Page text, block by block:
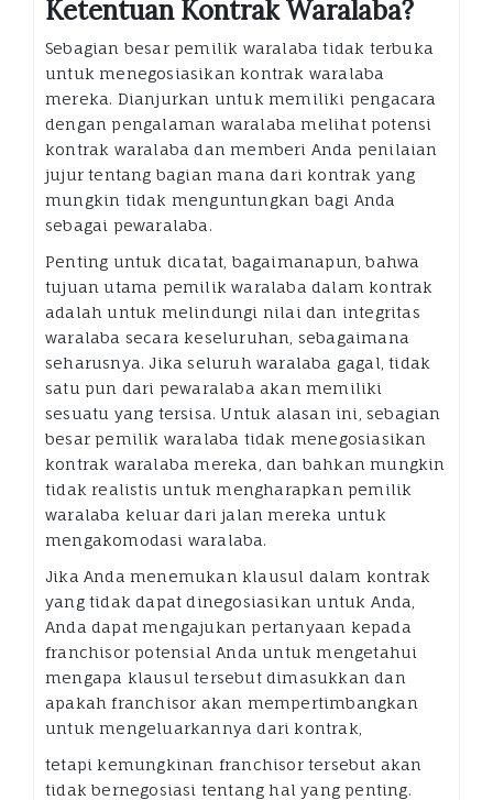
Ketentuan Kontrak Waralaba?
Sebagian besar pemilik waralaba tidak terbuka
untuk menegosiasikan kontrak waralaba
mereka. Dianjurkan untuk memiliki pengacara
dengan pengalaman waralaba melihat potensi
kontrak waralaba dan memberi Anda penilaian
jujur ​​tentang bagian mana dari kontrak yang
mungkin tidak menguntungkan bagi Anda
sebagai pewaralaba.
Penting untuk dicatat, bagaimanapun, bahwa
tujuan utama pemilik waralaba dalam kontrak
adalah untuk melindungi nilai dan integritas
waralaba secara keseluruhan, sebagaimana
seharusnya. Jika seluruh waralaba gagal, tidak
satu pun dari pewaralaba akan memiliki
sesuatu yang tersisa. Untuk alasan ini, sebagian
besar pemilik waralaba tidak menegosiasikan
kontrak waralaba mereka, dan bahkan mungkin
tidak realistis untuk mengharapkan pemilik
waralaba keluar dari jalan mereka untuk
mengakomodasi waralaba.
Jika Anda menemukan klausul dalam kontrak
yang tidak dapat dinegosiasikan untuk Anda,
Anda dapat mengajukan pertanyaan kepada
franchisor potensial Anda untuk mengetahui
mengapa klausul tersebut dimasukkan dan
apakah franchisor akan mempertimbangkan
untuk mengeluarkannya dari kontrak,
tetapi kemungkinan franchisor tersebut akan
tidak bernegosiasi tentang hal yang penting.